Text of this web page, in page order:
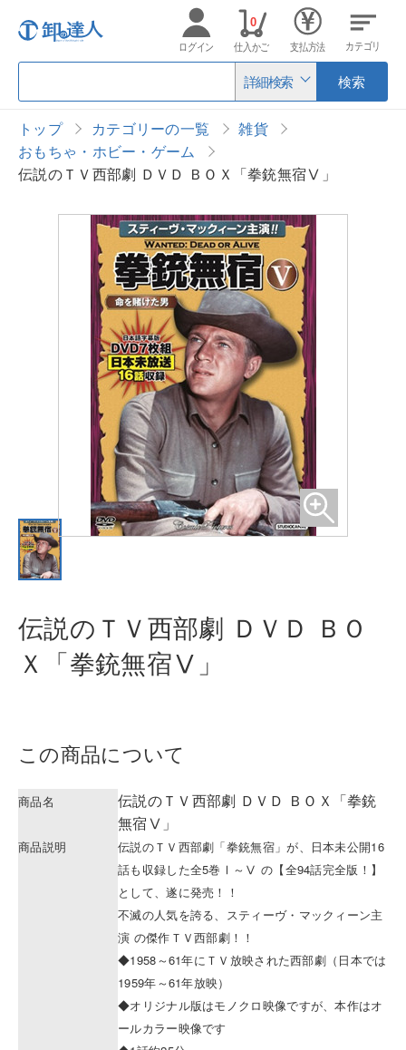
詳細検索 検索
ログイン 仕入かご
0
支払方法 カテゴリ
トップ カテゴリーの一覧
雑貨
おもちゃ・ホビー・ゲーム
伝説のＴＶ西部劇 ＤＶＤ ＢＯＸ「拳銃無宿Ⅴ」
伝説のＴＶ西部劇 ＤＶＤ ＢＯ
Ｘ「拳銃無宿Ⅴ」
この商品について
商品名
伝説のＴＶ西部劇 ＤＶＤ ＢＯＸ「拳銃
無宿Ⅴ」
商品説明
伝説のＴＶ西部劇「拳銃無宿」が、日本未公開16
話も収録した全5巻Ⅰ～Ⅴ の【全94話完全版！】
として、遂に発売！！
不滅の人気を誇る、スティーヴ・マックィーン主
演 の傑作ＴＶ西部劇！！
◆1958～61年にＴＶ放映された西部劇（日本では
1959年～61年放映）
◆オリジナル版はモノクロ映像ですが、本作はオ
ールカラー映像です